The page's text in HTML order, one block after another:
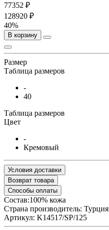
77352 ₽
128920 ₽
40%
В корзину
Размер
Таблица размеров
-
40
Таблица размеров
Цвет
-
Кремовый
Условия доставки
Возврат товара
Способы оплаты
Состав:100% кожа
Страна производитель: Турция
Артикул: K14517/SP/125